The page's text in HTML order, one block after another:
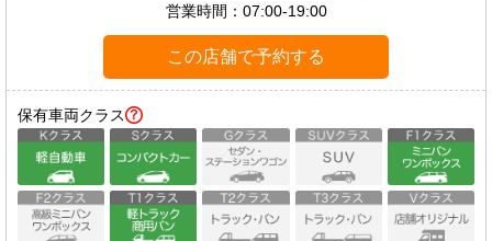
営業時間： 07:00-19:00
この店舗で予約する
保有車両クラス